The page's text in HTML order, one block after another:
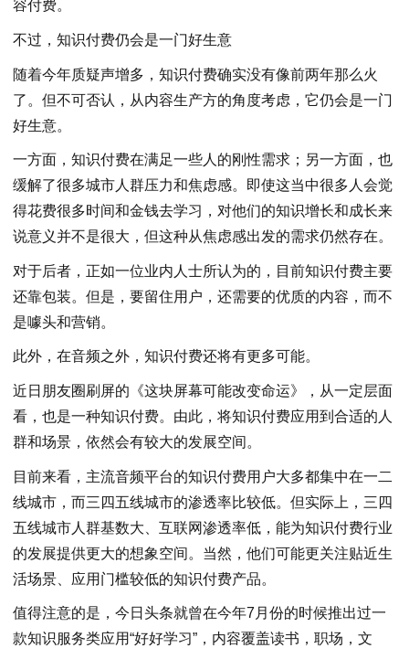
容付费。
不过，知识付费仍会是一门好生意
随着今年质疑声增多，知识付费确实没有像前两年那么火
了。但不可否认，从内容生产方的角度考虑，它仍会是一门
好生意。
一方面，知识付费在满足一些人的刚性需求；另一方面，也
缓解了很多城市人群压力和焦虑感。即使这当中很多人会觉
得花费很多时间和金钱去学习，对他们的知识增长和成长来
说意义并不是很大，但这种从焦虑感出发的需求仍然存在。
对于后者，正如一位业内人士所认为的，目前知识付费主要
还靠包装。但是，要留住用户，还需要的优质的内容，而不
是噱头和营销。
此外，在音频之外，知识付费还将有更多可能。
近日朋友圈刷屏的《这块屏幕可能改变命运》，从一定层面
看，也是一种知识付费。由此，将知识付费应用到合适的人
群和场景，依然会有较大的发展空间。
目前来看，主流音频平台的知识付费用户大多都集中在一二
线城市，而三四五线城市的渗透率比较低。但实际上，三四
五线城市人群基数大、互联网渗透率低，能为知识付费行业
的发展提供更大的想象空间。当然，他们可能更关注贴近生
活场景、应用门槛较低的知识付费产品。
值得注意的是，今日头条就曾在今年7月份的时候推出过一
款知识服务类应用“好好学习”，内容覆盖读书，职场，文